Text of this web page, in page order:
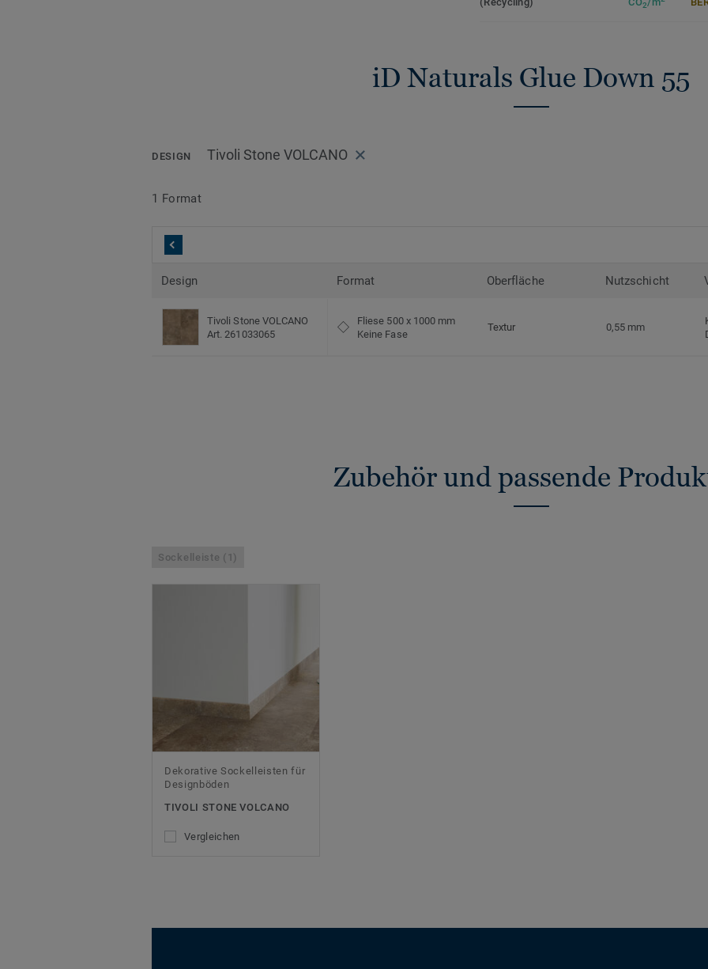
>> Erfahren Sie mehr über Tarkett
2
iD Naturals Glue Down 55
DESIGN Tivoli Stone VOLCANO
1 Format
Design Format Oberfläche Nutzschicht
Tivoli Stone VOLCANO
Art. 261033065
Fliese 500 x 1000 mm
Keine Fase
Textur 0,55 mm
Zubehör und passende
Sockelleiste (1)
Dekorative Sockelleisten für
Designböden
TIVOLI STONE VOLCANO
Vergleichen